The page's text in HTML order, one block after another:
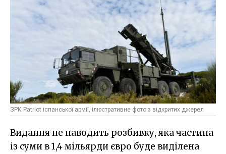
ЗРК Patriot іспанської армії, ілюстративне фото з відкритих джерел
Видання не наводить розбивку, яка частина
із суми в 1,4 мільярди євро буде виділена